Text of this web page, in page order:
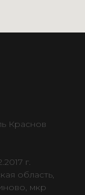
Краснов
г.
область,
мкр